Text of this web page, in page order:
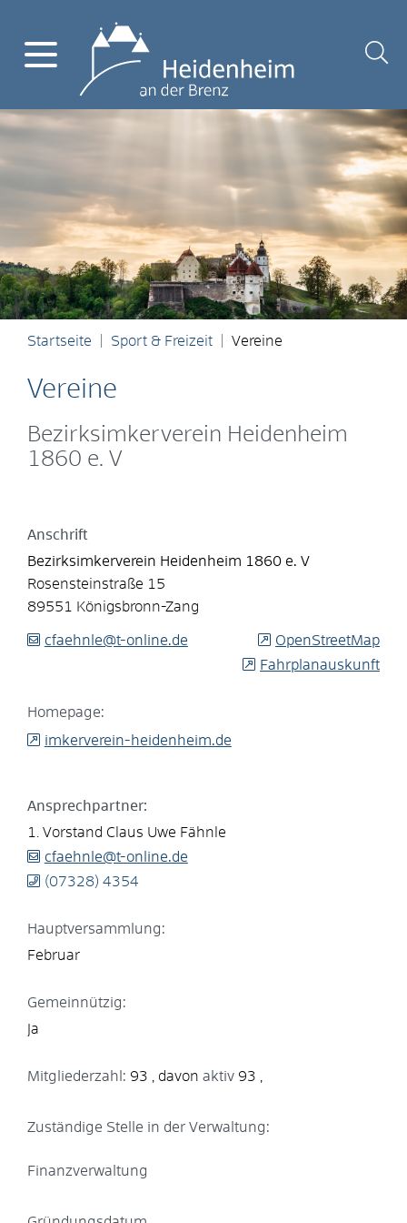
Startseite Sport & Freizeit Vereine
Vereine
Bezirksimkerverein Heidenheim
1860 e. V
Anschrift
Bezirksimkerverein Heidenheim 1860 e. V
Rosensteinstraße 15
89551 Königsbronn-Zang
OpenStreetMap
Fahrplanauskunft
cfaehnle@t-online.de
Homepage:
imkerverein-heidenheim.de
Ansprechpartner:
1. Vorstand Claus Uwe Fähnle
cfaehnle@t-online.de
(07328) 4354
Hauptversammlung:
Februar
Gemeinnützig:
Ja
Mitgliederzahl: 93 aktiv 93
Zuständige Stelle in der Verwaltung:
Finanzverwaltung